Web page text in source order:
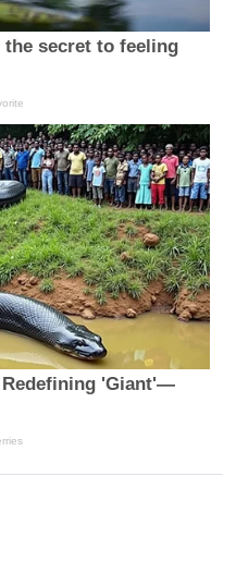
secret to feeling
Redefining 'Giant'—